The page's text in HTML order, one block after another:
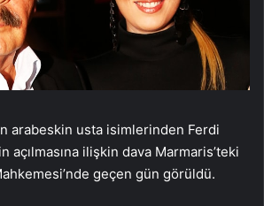
arabeskin usta isimlerinden Ferdi
açılmasına ilişkin dava Marmaris’teki
geçen gün görüldü.